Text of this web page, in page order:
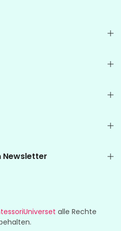
Newsletter
alle Rechte